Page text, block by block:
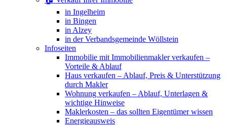
in Ingelheim
in Bingen
in Alzey
in der Verbandsgemeinde Wöllstein
Infoseiten
Immobilie mit Immobilienmakler verkaufen –
Vorteile & Ablauf
Haus verkaufen – Ablauf, Preis & Unterstützung
durch Makler
Wohnung verkaufen – Ablauf, Unterlagen &
wichtige Hinweise
Maklerkosten – das sollten Eigentümer wissen
Energieausweis